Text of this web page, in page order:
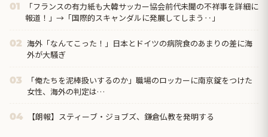
01
「フランスの有力紙も大韓サッカー協会前代未聞の不祥事を詳細に
報道！」→「国際的スキャンダルに発展してしまう‥」
02 海外「なんてこった！」日本とドイツの病院食のあまりの差に海
外が大騒ぎ
03
「俺たちを泥棒扱いするのか」職場のロッカーに南京錠をつけた
女性、海外の判定は…
04 【朗報】スティーブ・ジョブズ、鎌倉仏教を発明する